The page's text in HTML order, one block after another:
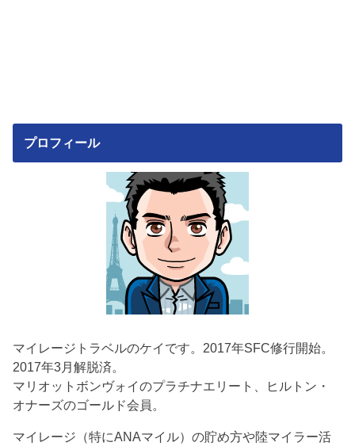
プロフィール
マイレージトラベルのケイです。2017年SFC修行開始。
2017年3月解脱済。
マリオットボンヴォイのプラチナエリート、ヒルトン・
オナーズのゴールド会員。
マイレージ（特にANAマイル）の貯め方や陸マイラー活